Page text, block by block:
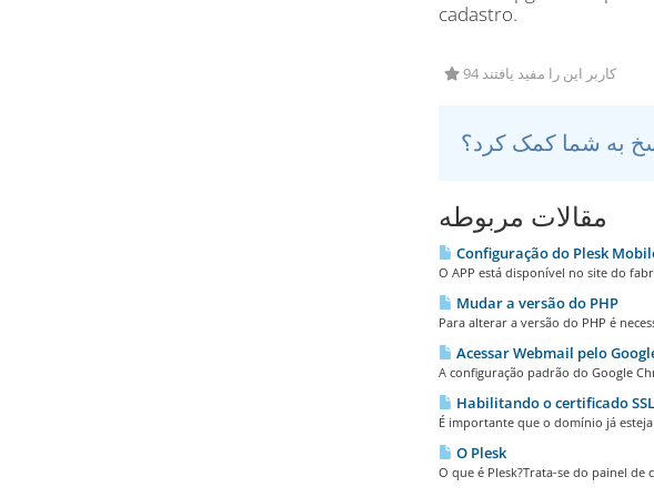
cadastro.
94 کاربر این را مفید یافتند
مقالات مربوطه
Configuração do Plesk
O APP está disponível no site do
Mudar a versão do PHP
Para alterar a versão do PHP é
Acessar Webmail pelo
A configuração padrão do Google
Habilitando o certificado
É importante que o domínio já
O Plesk
O que é Plesk?Trata-se do painel